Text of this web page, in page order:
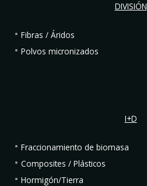
DIVISIÓN
Fibras / Áridos
Polvos micronizados
I+D
Fraccionamiento de biomasa
Composites / Plásticos
Hormigón/Tierra